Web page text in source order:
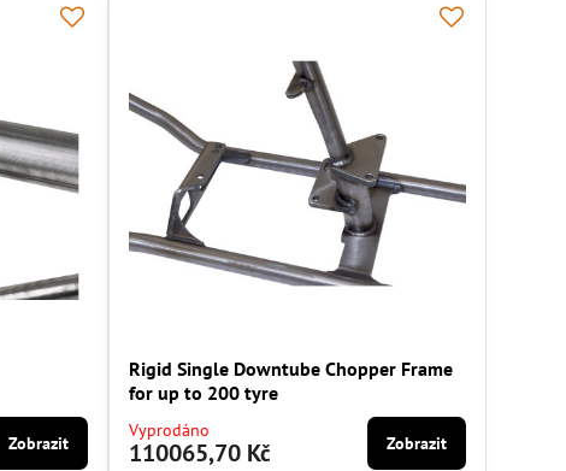
Zobrazit
Rigid Single Downtube Chopper Frame
for up to 200 tyre
Vyprodáno
110065,70 Kč Zobrazit